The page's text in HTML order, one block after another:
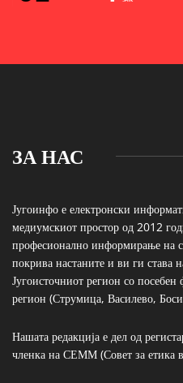
ЗА НАС
Југоинфо е електронски
медиумскиот простор од 2012
професионално информирање на
покрива настаните и ви ги става
Југоисточниот регион со
регион (Струмица, Василево,
Нашата редакција е дел од
членка на СЕММ (Совет за етика